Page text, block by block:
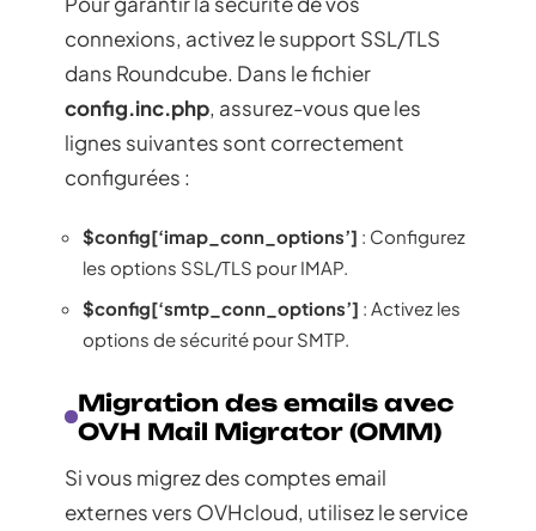
connexions, activez le support SSL/TLS
dans Roundcube. Dans le fichier
config.inc.php, assurez-vous que les
lignes suivantes sont correctement
configurées :
$config[‘imap_conn_options’] : Configurez
les options SSL/TLS pour IMAP.
$config[‘smtp_conn_options’] : Activez les
options de sécurité pour SMTP.
Migration des emails avec
OVH Mail Migrator (OMM)
Si vous migrez des comptes email
externes vers OVHcloud, utilisez le service